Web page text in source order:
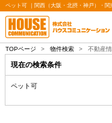
TOPページ > 物件検索 > 不動産
現在の検索条件
ペット可